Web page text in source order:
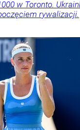
w Toronto.
rywalizacji.